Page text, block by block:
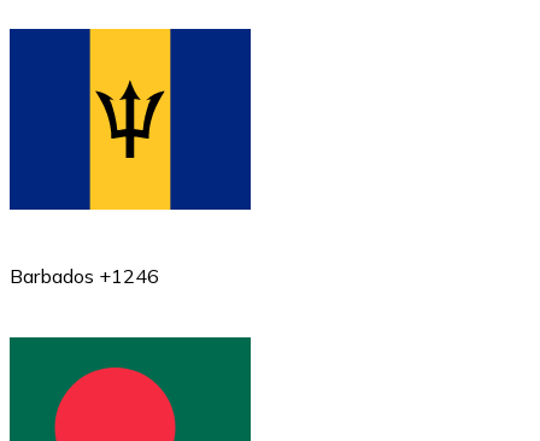
Barbados +1246